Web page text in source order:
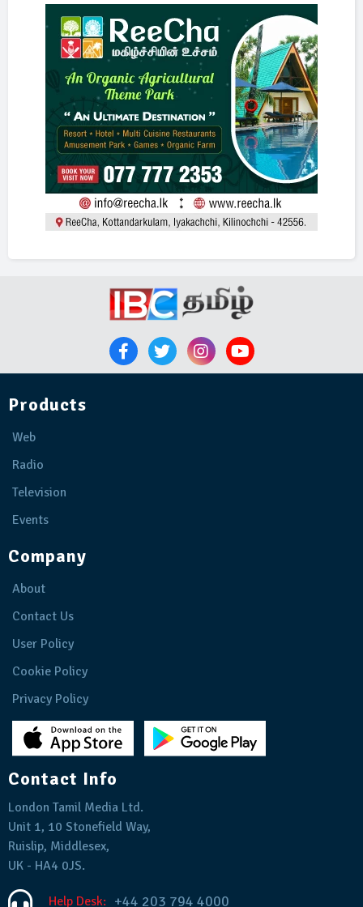
Products
Web
Radio
Television
Events
Company
About
Contact Us
User Policy
Cookie Policy
Privacy Policy
Contact Info
London Tamil Media Ltd.
Unit 1, 10 Stonefield Way,
Ruislip, Middlesex,
UK - HA4 0JS.
Help Desk: +44 203 794 4000